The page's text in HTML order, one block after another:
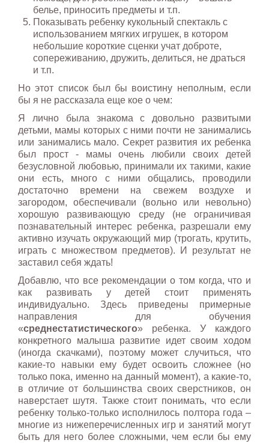
белье, приносить предметы и т.п.
Показывать ребенку кукольный спектакль с
использованием мягких игрушек, в котором
небольшие короткие сценки учат доброте,
сопереживанию, дружить, делиться, не драться
и т.п.
Но этот список был бы воистину неполным, если
бы я не рассказала еще кое о чем:
Я лично была знакома с довольно развитыми
детьми, мамы которых с ними почти не занимались
или занимались мало. Секрет развития их ребенка
был прост - мамы очень любили своих детей
безусловной любовью, принимали их такими, какие
они есть, много с ними общались, проводили
достаточно времени на свежем воздухе и
загородом, обеспечивали (вольно или невольно)
хорошую развивающую среду (не ограничивая
познавательный интерес ребенка, разрешали ему
активно изучать окружающий мир (трогать, крутить,
играть с множеством предметов). И результат не
заставил себя ждать!
Добавлю, что все рекомендации о том когда, что и
как развивать у детей стоит применять
индивидуально. Здесь приведены примерные
направления для обучения
«среднестатистического» ребенка. У каждого
конкретного малыша развитие идет своим ходом
(иногда скачками), поэтому может случиться, что
какие-то навыки ему будет освоить сложнее (но
только пока, именно на данный момент), а какие-то,
в отличие от большинства своих сверстников, он
наверстает шутя. Также стоит понимать, что если
ребенку только-только исполнилось полтора года –
многие из нижеперечисленных игр и занятий могут
быть для него более сложными, чем если бы ему